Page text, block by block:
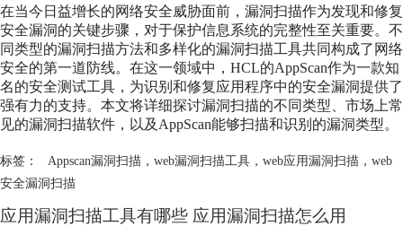
在当今日益增长的网络安全威胁面前，漏洞扫描作为发现和修复
安全漏洞的关键步骤，对于保护信息系统的完整性至关重要。不
同类型的漏洞扫描方法和多样化的漏洞扫描工具共同构成了网络
安全的第一道防线。在这一领域中，HCL的AppScan作为一款知
名的安全测试工具，为识别和修复应用程序中的安全漏洞提供了
强有力的支持。本文将详细探讨漏洞扫描的不同类型、市场上常
见的漏洞扫描软件，以及AppScan能够扫描和识别的漏洞类型。
标签： Appscan漏洞扫描， web漏洞扫描工具， web应用漏洞扫描， web
安全漏洞扫描
应用漏洞扫描工具有哪些 应用漏洞扫描怎么用